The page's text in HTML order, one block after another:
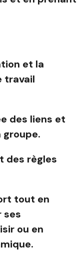
et la
travail
des liens et
groupe.
des règles
tout en
ses
ou en